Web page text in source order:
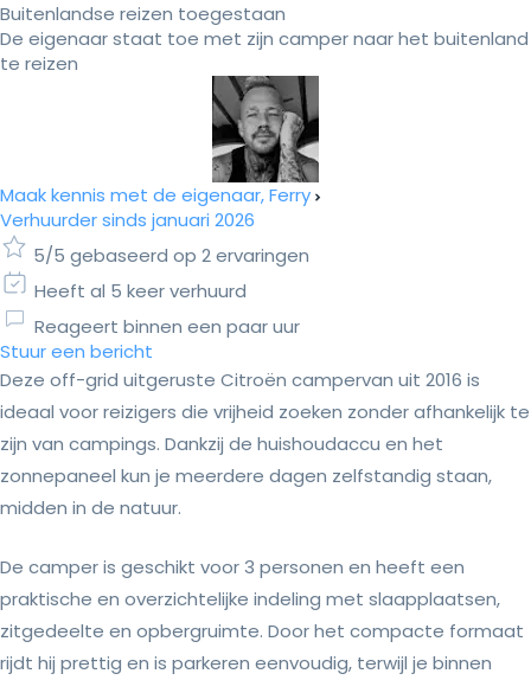
Buitenlandse reizen toegestaan
De eigenaar staat toe met zijn camper naar het buitenland
te reizen
Maak kennis met de eigenaar, Ferry
Verhuurder sinds januari 2026
5/5 gebaseerd op 2 ervaringen
Heeft al 5 keer verhuurd
Reageert binnen een paar uur
Stuur een bericht
Deze off-grid uitgeruste Citroën campervan uit 2016 is
ideaal voor reizigers die vrijheid zoeken zonder afhankelijk te
zijn van campings. Dankzij de huishoudaccu en het
zonnepaneel kun je meerdere dagen zelfstandig staan,
midden in de natuur.
De camper is geschikt voor 3 personen en heeft een
praktische en overzichtelijke indeling met slaapplaatsen,
zitgedeelte en opbergruimte. Door het compacte formaat
rijdt hij prettig en is parkeren eenvoudig, terwijl je binnen